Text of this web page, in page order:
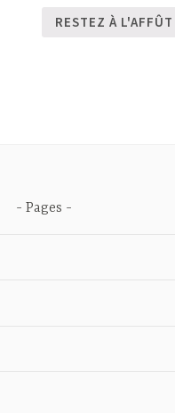
Pages